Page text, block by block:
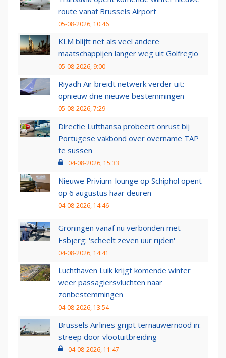
route vanaf Brussels Airport
05-08-2026, 10:46
KLM blijft net als veel andere
maatschappijen langer weg uit Golfregio
05-08-2026, 9:00
Riyadh Air breidt netwerk verder uit:
opnieuw drie nieuwe bestemmingen
05-08-2026, 7:29
Directie Lufthansa probeert onrust bij
Portugese vakbond over overname TAP
te sussen
04-08-2026, 15:33
Nieuwe Privium-lounge op Schiphol opent
op 6 augustus haar deuren
04-08-2026, 14:46
Groningen vanaf nu verbonden met
Esbjerg: 'scheelt zeven uur rijden'
04-08-2026, 14:41
Luchthaven Luik krijgt komende winter
weer passagiersvluchten naar
zonbestemmingen
04-08-2026, 13:54
Brussels Airlines grijpt ternauwernood in:
streep door vlootuitbreiding
04-08-2026, 11:47